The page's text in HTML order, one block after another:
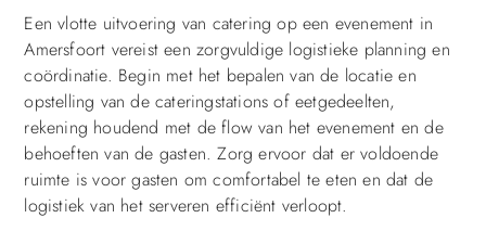
Een vlotte uitvoering van catering op een evenement in
Amersfoort vereist een zorgvuldige logistieke planning en
coördinatie. Begin met het bepalen van de locatie en
opstelling van de cateringstations of eetgedeelten,
rekening houdend met de flow van het evenement en de
behoeften van de gasten. Zorg ervoor dat er voldoende
ruimte is voor gasten om comfortabel te eten en dat de
logistiek van het serveren efficiënt verloopt.